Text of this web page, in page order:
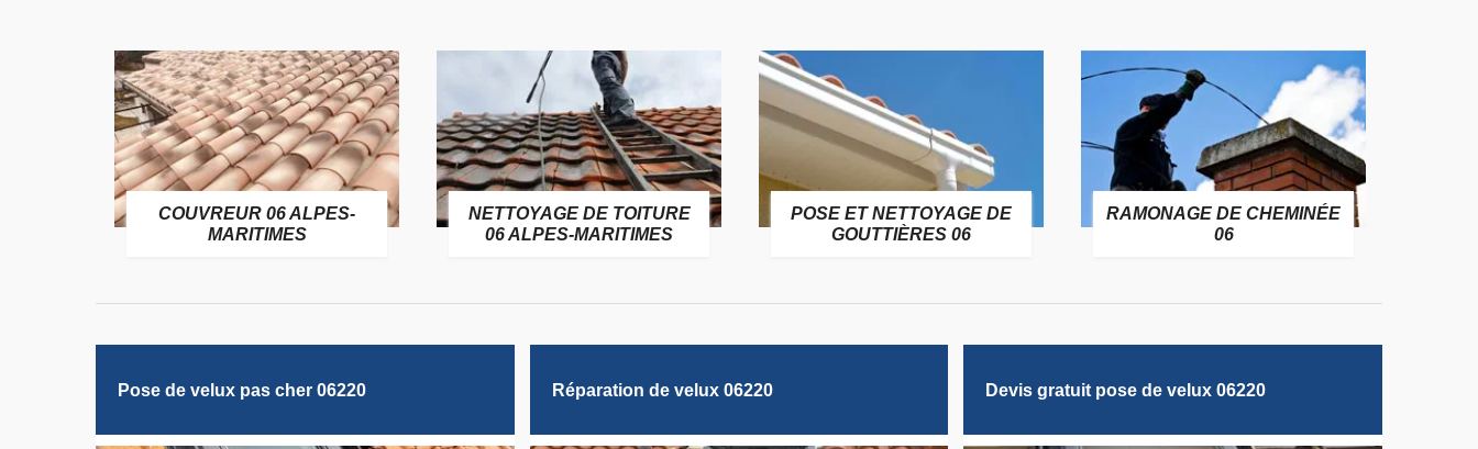
COUVREUR 06 ALPES-
MARITIMES
NETTOYAGE DE TOITURE
06 ALPES-MARITIMES
POSE ET NETTOYAGE DE
GOUTTIÈRES 06
RAMONAGE DE CHEMINÉE
06
Pose de velux pas cher 06220 Réparation de velux 06220 Devis gratuit pose de velux 06220